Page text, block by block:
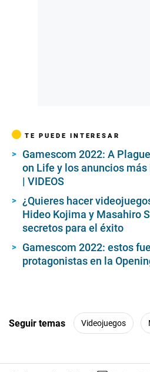
TE PUEDE INTERESAR
Gamescom 2022: A
on Life y los anuncios
| VIDEOS
¿Quieres hacer
Hideo Kojima y Masahiro
secretos para el éxito
Gamescom 2022: estos
protagonistas en la
Seguir temas Videojuegos